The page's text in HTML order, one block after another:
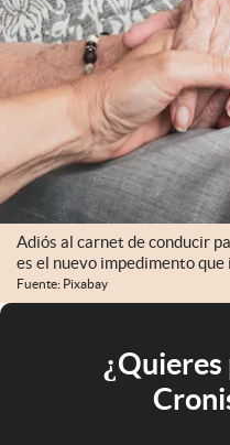
Adiós al carnet de conducir
es el nuevo impedimento que
Fuente: Pixabay